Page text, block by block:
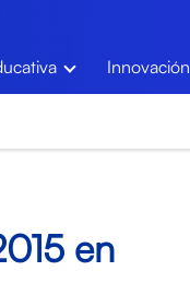
Innovación
en